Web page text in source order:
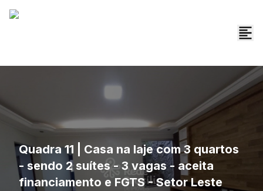
Quadra 11 | Casa na laje com 3 quartos
- sendo 2 suítes - 3 vagas - aceita
financiamento e FGTS - Setor Leste